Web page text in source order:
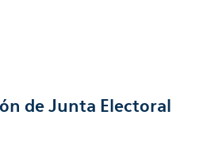
de Junta Electoral